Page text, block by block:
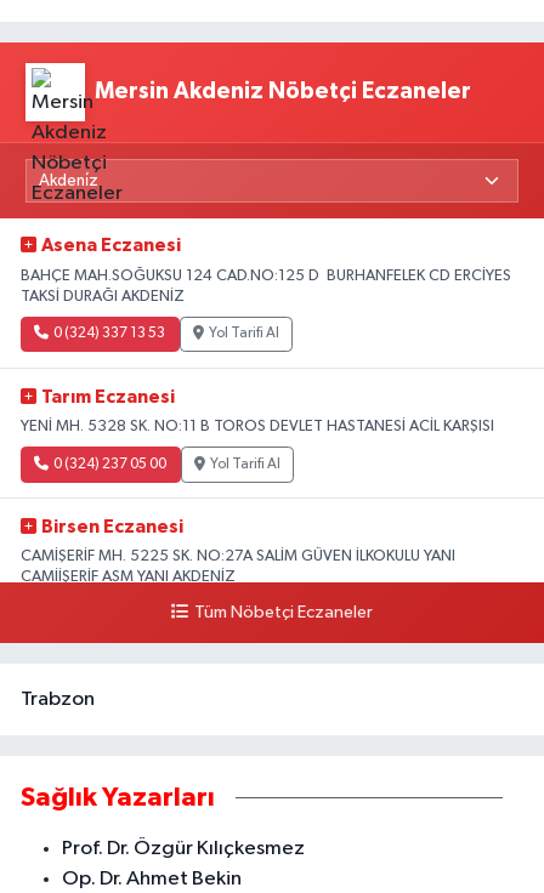
Mersin Akdeniz Nöbetçi Eczaneler
Asena Eczanesi
BAHÇE MAH.SOĞUKSU 124 CAD.NO:125 D BURHANFELEK CD ERCİYES
TAKSİ DURAĞI AKDENİZ
0 (324) 337 13 53 Yol Tarifi Al
Tarım Eczanesi
YENİ MH. 5328 SK. NO:11 B TOROS DEVLET HASTANESİ ACİL KARŞISI
0 (324) 237 05 00 Yol Tarifi Al
Birsen Eczanesi
CAMİŞERİF MH. 5225 SK. NO:27A SALİM GÜVEN İLKOKULU YANI
CAMİİŞERİF ASM YANI AKDENİZ
Yol Tarifi Al
Tüm Nöbetçi Eczaneler
Trabzon
Sağlık Yazarları
Prof. Dr. Özgür Kılıçkesmez
Op. Dr. Ahmet Bekin